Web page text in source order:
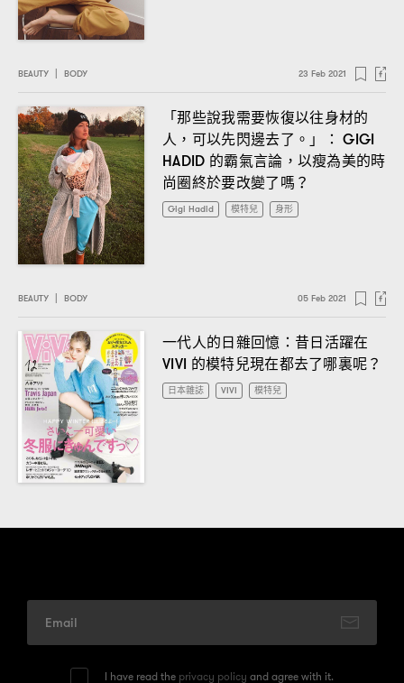
BEAUTY BODY 23 Feb 2021
「那些說我需要恢復以往身材的
人 ， 可以先閃邊去了。」
： GIGI
HADID 的霸氣言論 ， 以瘦為美的時
尚圈終於要改變了嗎 ？
Gigi Hadid 模特兒 身形
BEAUTY BODY 05 Feb 2021
一代人的日雜回憶 ： 昔日活躍在
VIVI 的模特兒現在都去了哪裏呢？
日本雜誌 VIVI 模特兒
I have read the privacy policy and agree with it.